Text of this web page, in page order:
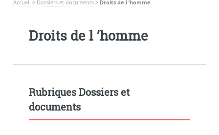
Accueil > Dossiers et documents> Droits de l ’homme
Droits de l ’homme
Rubriques Dossiers et
documents